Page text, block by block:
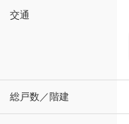
交通
総戸数／階建